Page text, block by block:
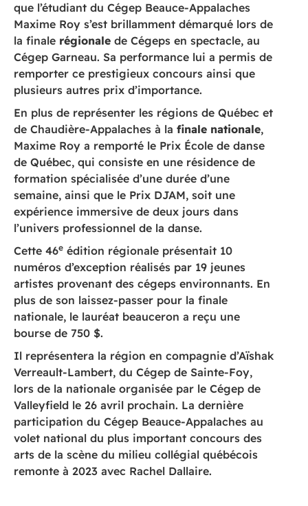
que l’étudiant du Cégep Beauce-Appalaches
Maxime Roy s’est brillamment démarqué lors de
la finale régionale de Cégeps en spectacle, au
Cégep Garneau. Sa performance lui a permis de
remporter ce prestigieux concours ainsi que
plusieurs autres prix d’importance.
En plus de représenter les régions de Québec et
de Chaudière-Appalaches à la finale nationale,
Maxime Roy a remporté le Prix École de danse
de Québec, qui consiste en une résidence de
formation spécialisée d’une durée d’une
semaine, ainsi que le Prix DJAM, soit une
expérience immersive de deux jours dans
l’univers professionnel de la danse.
Cette 46e édition régionale présentait 10
numéros d’exception réalisés par 19 jeunes
artistes provenant des cégeps environnants. En
plus de son laissez-passer pour la finale
nationale, le lauréat beauceron a reçu une
bourse de 750 $.
Il représentera la région en compagnie d’Aïshak
Verreault-Lambert, du Cégep de Sainte-Foy,
lors de la nationale organisée par le Cégep de
Valleyfield le 26 avril prochain. La dernière
participation du Cégep Beauce-Appalaches au
volet national du plus important concours des
arts de la scène du milieu collégial québécois
remonte à 2023 avec Rachel Dallaire.